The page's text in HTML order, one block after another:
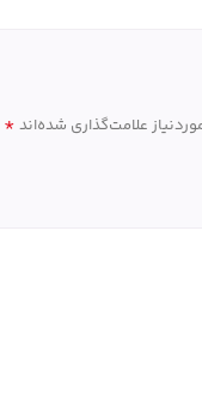
علامت‌گذاری شده‌اند *